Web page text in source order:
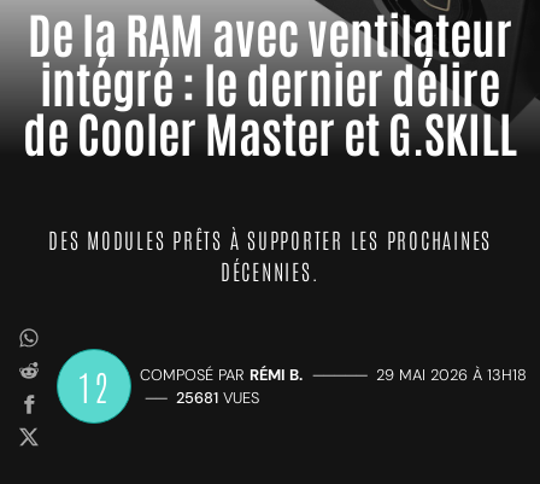
De la RAM avec ventilateur
intégré : le dernier délire
de Cooler Master et G.SKILL
DES MODULES PRÊTS À SUPPORTER LES PROCHAINES
DÉCENNIES.
12 COMPOSÉ PAR RÉMI B. ————— 29 MAI 2026 À 13H18
—— 25681 VUES